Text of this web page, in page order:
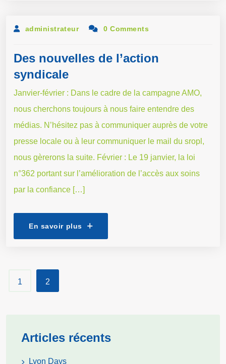
administrateur 0 Comments
Des nouvelles de l’action
syndicale
Janvier-février : Dans le cadre de la campagne AMO,
nous cherchons toujours à nous faire entendre des
médias. N’hésitez pas à communiquer auprès de votre
presse locale ou à leur communiquer le mail du sropl,
nous gèrerons la suite. Février : Le 19 janvier, la loi
n°362 portant sur l’amélioration de l’accès aux soins
par la confiance […]
En savoir plus
1 2
Articles récents
Lyon Days